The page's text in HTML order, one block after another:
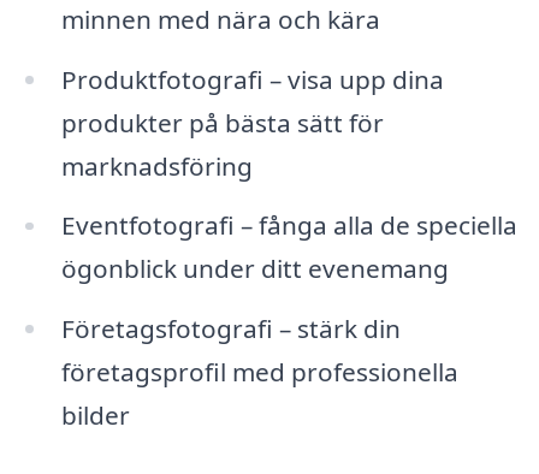
minnen med nära och kära
Produktfotografi – visa upp dina
produkter på bästa sätt för
marknadsföring
Eventfotografi – fånga alla de speciella
ögonblick under ditt evenemang
Företagsfotografi – stärk din
företagsprofil med professionella
bilder